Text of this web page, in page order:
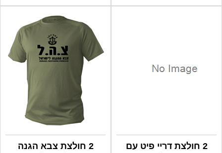
2 חולצת דריי פיט עם
2 חולצת צבא הגנה